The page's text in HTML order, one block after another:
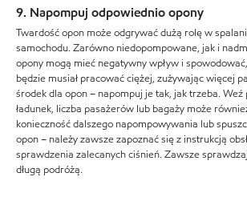
9. Napompuj odpowiednio opony
Twardość opon może odgrywać dużą rolę w
samochodu. Zarówno niedopompowane, jak i
opony mogą mieć negatywny wpływ i
będzie musiał pracować ciężej, zużywając więcej
środek dla opon – napompuj je tak, jak trzeba. Weź
ładunek, liczba pasażerów lub bagaży może
konieczność dalszego napompowywania lub
opon – należy zawsze zapoznać się z instrukcją
sprawdzenia zalecanych ciśnień. Zawsze
długą podróżą.